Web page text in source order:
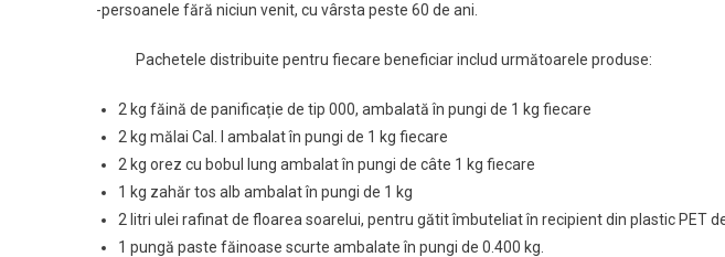
-persoanele fără niciun venit, cu vârsta peste 60 de ani.
Pachetele distribuite pentru fiecare beneficiar includ următoarele produse:
2 kg făină de panificație de tip 000, ambalată în pungi de 1 kg fiecare
2 kg mălai Cal. I ambalat în pungi de 1 kg fiecare
2 kg orez cu bobul lung ambalat în pungi de câte 1 kg fiecare
1 kg zahăr tos alb ambalat în pungi de 1 kg
2 litri ulei rafinat de floarea soarelui, pentru gătit îmbuteliat în recipient din plastic PET
1 pungă paste făinoase scurte ambalate în pungi de 0.400 kg.